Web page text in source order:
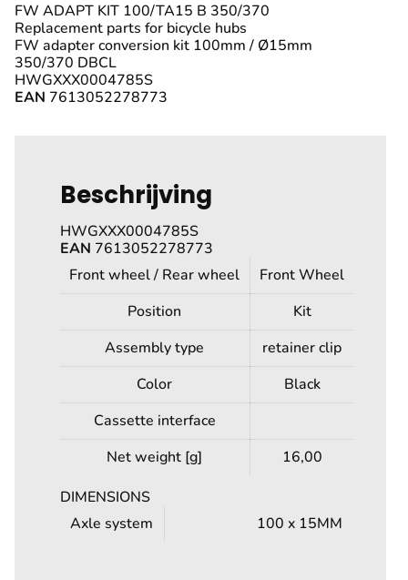
FW ADAPT KIT 100/TA15 B 350/370
Replacement parts for bicycle hubs
FW adapter conversion kit 100mm / Ø15mm
350/370 DBCL
HWGXXX0004785S
EAN 7613052278773
Beschrijving
HWGXXX0004785S
EAN 7613052278773
Front wheel / Rear wheel
Front Wheel
Position
Kit
Assembly type
retainer clip
Color
Black
Cassette interface
Net weight [g]
16,00
DIMENSIONS
Axle system
100 x 15MM